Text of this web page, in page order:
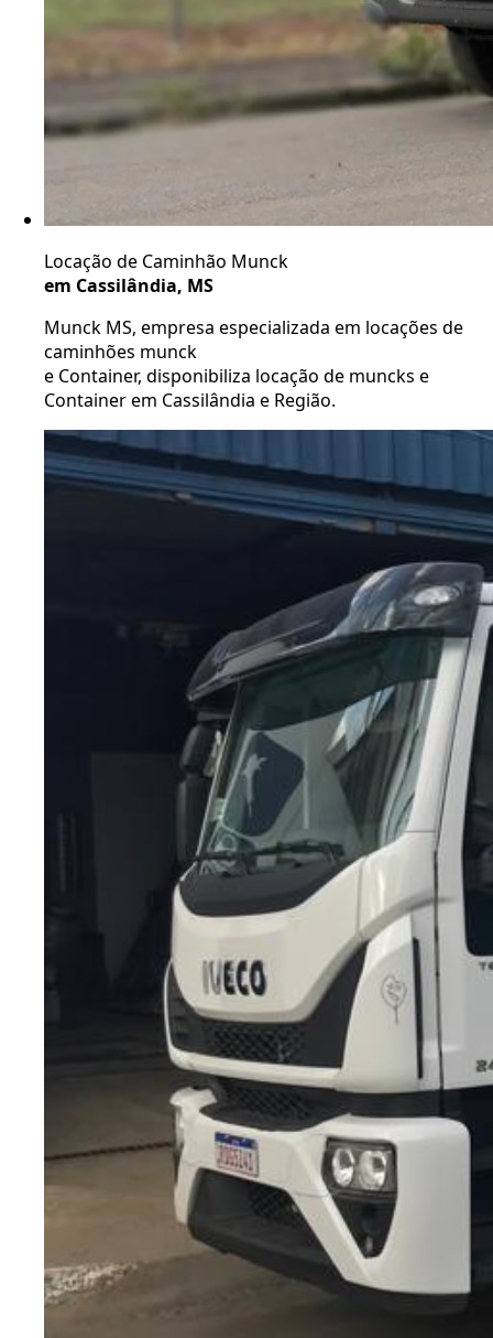
Locação de Caminhão Munck
em Cassilândia, MS
Munck MS, empresa especializada em locações de
caminhões munck
e Container, disponibiliza locação de muncks e
Container em Cassilândia e Região.